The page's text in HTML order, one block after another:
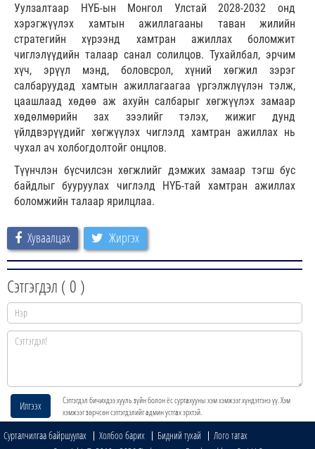
Уулзалтаар НҮБ-ын Монгол Улстай 2028-2032 онд
хэрэгжүүлэх хамтын ажиллагааны таван жилийн
стратегийн хүрээнд хамтран ажиллах боломжит
чиглэлүүдийн талаар санал солилцов. Тухайлбал, эрчим
хүч, эрүүл мэнд, боловсрол, хүний хөгжил зэрэг
салбаруудад хамтын ажиллагаагаа үргэлжлүүлэн тэлж,
цаашлаад хөдөө аж ахуйн салбарыг хөгжүүлэх замаар
хөдөлмөрийн зах зээлийг тэлэх, жижиг дунд
үйлдвэрүүдийг хөгжүүлэх чиглэлд хамтран ажиллах нь
чухал ач холбогдолтойг онцлов.
Түүнчлэн бүсчилсэн хөгжлийг дэмжих замаар тэгш бус
байдлыг бууруулах чиглэлд НҮБ-тай хамтран ажиллах
боломжийн талаар ярилцлаа.
Хуваалцах Жиргэх
Сэтгэгдэл ( 0 )
Илгээх
Сэтгэгдэл бичихдээ хууль зүйн болон ёс суртахууны хэм хэмжээг хүндэтгэнэ үү. Хэм
хэмжээг зөрчсөн сэтгэгдэлийг админ устгах эрхтэй.
Сурталчилгаа байршуулах Холбоо барих Бидний тухай
Лого татах